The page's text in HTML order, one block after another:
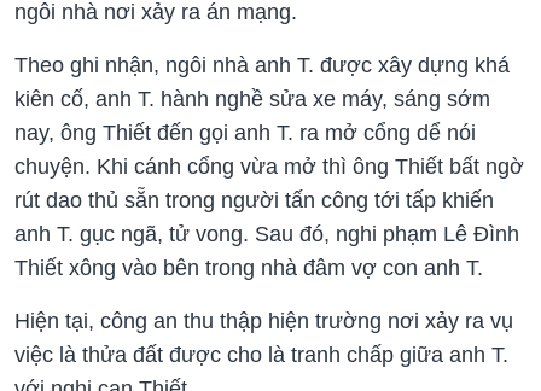
ngôi nhà nơi xảy ra án mạng.
Theo ghi nhận, ngôi nhà anh T. được xây dựng khá
kiên cố, anh T. hành nghề sửa xe máy, sáng sớm
nay, ông Thiết đến gọi anh T. ra mở cổng dể nói
chuyện. Khi cánh cổng vừa mở thì ông Thiết bất ngờ
rút dao thủ sẵn trong người tấn công tới tấp khiến
anh T. gục ngã, tử vong. Sau đó, nghi phạm Lê Đình
Thiết xông vào bên trong nhà đâm vợ con anh T.
Hiện tại, công an thu thập hiện trường nơi xảy ra vụ
việc là thửa đất được cho là tranh chấp giữa anh T.